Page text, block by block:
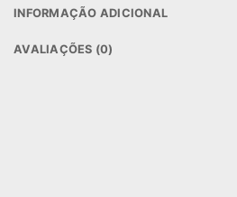
INFORMAÇÃO ADICIONAL
AVALIAÇÕES (0)